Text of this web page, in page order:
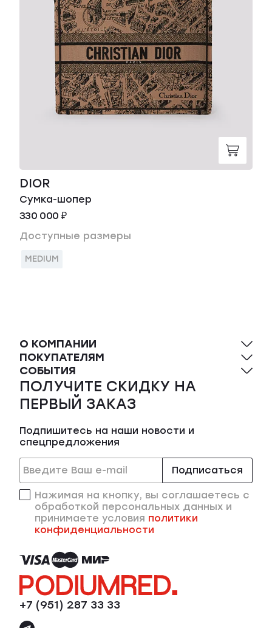
DIOR
Сумка-шопер
330 000 ₽
Доступные размеры
MEDIUM
+7 (951) 287 33 33
О КОМПАНИИ
ПОКУПАТЕЛЯМ
СОБЫТИЯ
ПОЛУЧИТЕ СКИДКУ НА
ПЕРВЫЙ ЗАКАЗ
Подпишитесь на наши новости и
спецпредложения
Подписаться
Нажимая на кнопку, вы соглашаетесь с
обработкой персональных данных и
принимаете условия политики
конфиденциальности